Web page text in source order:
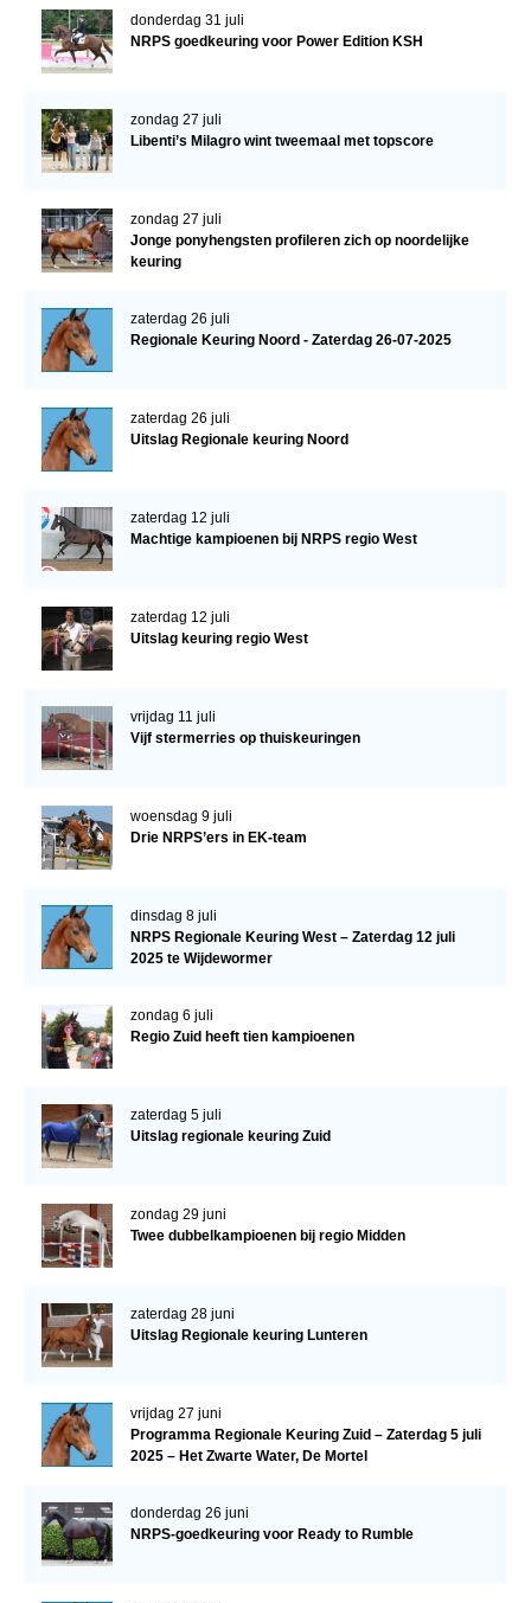
donderdag 31 juli
NRPS goedkeuring voor Power Edition KSH
zondag 27 juli
Libenti’s Milagro wint tweemaal met topscore
zondag 27 juli
Jonge ponyhengsten profileren zich op noordelijke
keuring
zaterdag 26 juli
Regionale Keuring Noord - Zaterdag 26-07-2025
zaterdag 26 juli
Uitslag Regionale keuring Noord
zaterdag 12 juli
Machtige kampioenen bij NRPS regio West
zaterdag 12 juli
Uitslag keuring regio West
vrijdag 11 juli
Vijf stermerries op thuiskeuringen
woensdag 9 juli
Drie NRPS’ers in EK-team
dinsdag 8 juli
NRPS Regionale Keuring West – Zaterdag 12 juli
2025 te Wijdewormer
zondag 6 juli
Regio Zuid heeft tien kampioenen
zaterdag 5 juli
Uitslag regionale keuring Zuid
zondag 29 juni
Twee dubbelkampioenen bij regio Midden
zaterdag 28 juni
Uitslag Regionale keuring Lunteren
vrijdag 27 juni
Programma Regionale Keuring Zuid – Zaterdag 5 juli
2025 – Het Zwarte Water, De Mortel
donderdag 26 juni
NRPS-goedkeuring voor Ready to Rumble